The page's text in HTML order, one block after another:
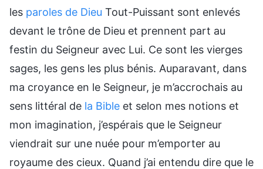
les paroles de Dieu Tout-Puissant sont enlevés
devant le trône de Dieu et prennent part au
festin du Seigneur avec Lui. Ce sont les vierges
sages, les gens les plus bénis. Auparavant, dans
ma croyance en le Seigneur, je m’accrochais au
sens littéral de la Bible et selon mes notions et
mon imagination, j’espérais que le Seigneur
viendrait sur une nuée pour m’emporter au
royaume des cieux. Quand j’ai entendu dire que le